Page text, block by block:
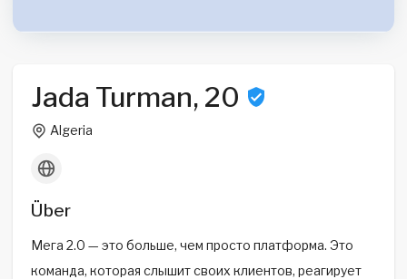
Jada Turman, 20
Algeria
Über
Мега 2.0 — это больше, чем просто платформа. Это
команда, которая слышит своих клиентов, реагирует